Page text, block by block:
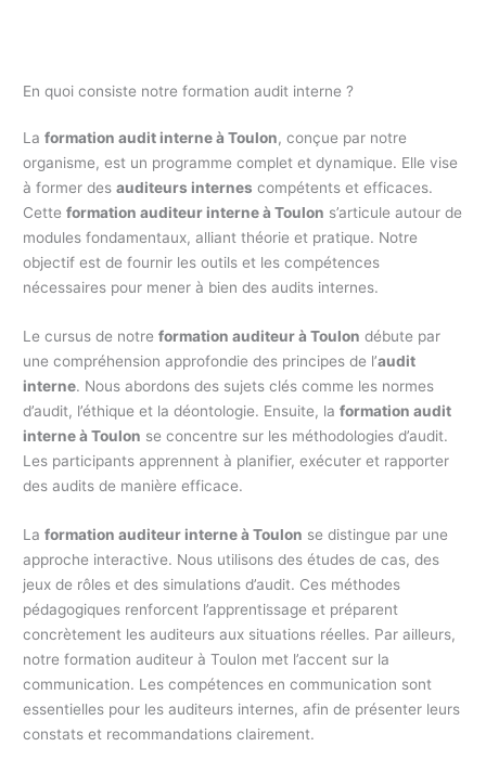
En quoi consiste notre formation audit interne ?
Laformation audit interne à Toulon, conçue par notre
organisme, est un programme complet et dynamique. Elle vise
à former desauditeurs internes compétents et efficaces.
Cetteformation auditeur interne à Toulon s’articule autour de
modules fondamentaux, alliant théorie et pratique. Notre
objectif est de fournir les outils et les compétences
nécessaires pour mener à bien des audits internes.
Le cursus de notreformation auditeur à Toulon débute par
une compréhension approfondie des principes de l’audit
interne. Nous abordons des sujets clés comme les normes
d’audit, l’éthique et la déontologie. Ensuite, laformation audit
interne à Toulon se concentre sur les méthodologies d’audit.
Les participants apprennent à planifier, exécuter et rapporter
des audits de manière efficace.
Laformation auditeur interne à Toulon se distingue par une
approche interactive. Nous utilisons des études de cas, des
jeux de rôles et des simulations d’audit. Ces méthodes
pédagogiques renforcent l’apprentissage et préparent
concrètement les auditeurs aux situations réelles. Par ailleurs,
notre formation auditeur à Toulon met l’accent sur la
communication. Les compétences en communication sont
essentielles pour les auditeurs internes, afin de présenter leurs
constats et recommandations clairement.